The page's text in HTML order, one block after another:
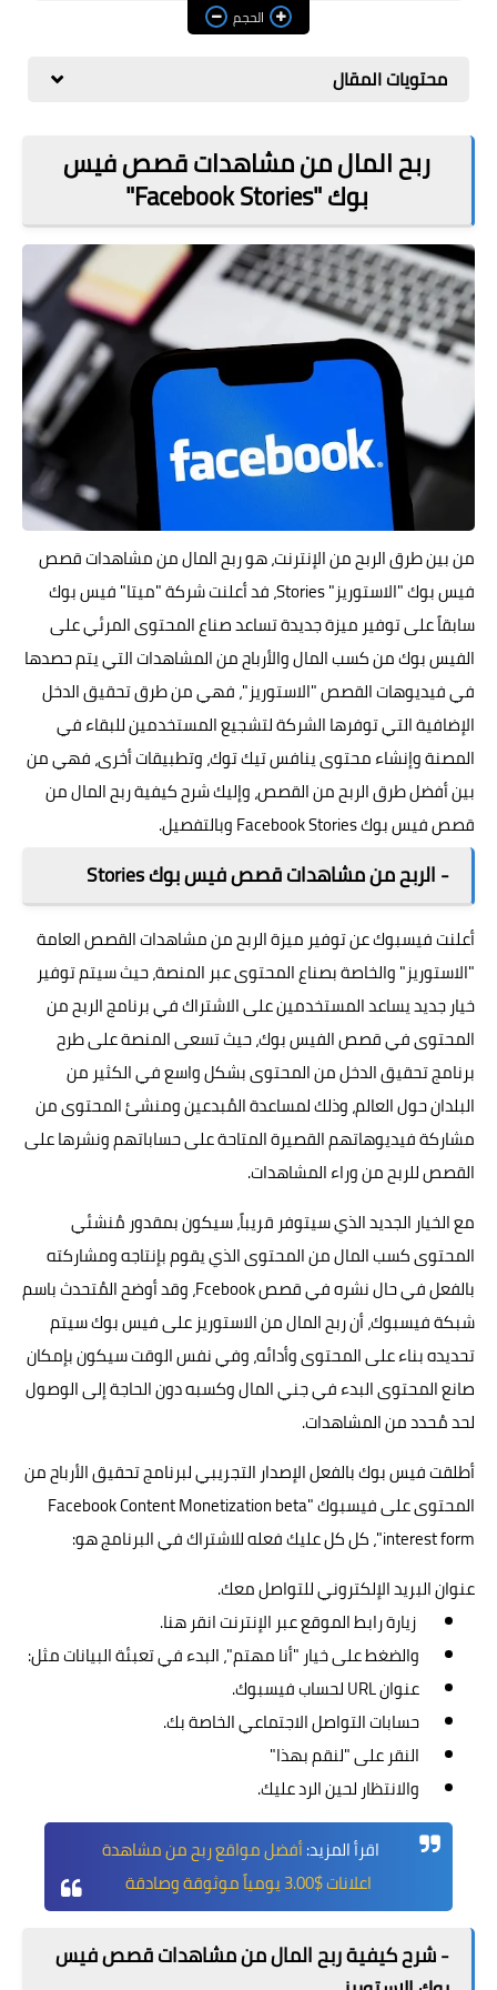
الربح من الانترنت
ذكاء اصطناعي
الحجم
محتويات المقال
ربح المال من مشاهدات قصص فيس
بوك "Facebook Stories"
من بين طرق الربح من الإنترنت، هو ربح المال من مشاهدات قصص
فيس بوك "الاستوريز" Stories، فد أعلنت شركة "ميتا" فيس بوك
سابقاً على توفير ميزة جديدة تساعد صناع المحتوى المرئي على
الفيس بوك من كسب المال والأرباح من المشاهدات التي يتم حصدها
في فيديوهات القصص "الاستوريز"، فهي من طرق تحقيق الدخل
الإضافية التي توفرها الشركة لتشجيع المستخدمين للبقاء في
المصنة وإنشاء محتوى ينافس تيك توك، وتطبيقات أخرى، فهي من
بين أفضل طرق الربح من القصص، وإليك شرح كيفية ربح المال من
قصص فيس بوك Facebook Stories وبالتفصيل.
- الربح من مشاهدات قصص فيس بوك Stories
أعلنت فيسبوك عن توفير ميزة الربح من مشاهدات القصص العامة
"الاستوريز" والخاصة بصناع المحتوى عبر المنصة، حيث سيتم توفير
خيار جديد يساعد المستخدمين على الاشتراك في برنامج الربح من
المحتوى في قصص الفيس بوك، حيث تسعى المنصة على طرح
برنامج تحقيق الدخل من المحتوى بشكل واسع في الكثير من
البلدان حول العالم، وذلك لمساعدة المُبدعين ومنشئ المحتوى من
مشاركة فيديوهاتهم القصيرة المتاحة على حساباتهم ونشرها على
القصص للربح من وراء المشاهدات.
مع الخيار الجديد الذي سيتوفر قريباً، سيكون بمقدور مُنشئي
المحتوى كسب المال من المحتوى الذي يقوم بإنتاجه ومشاركته
بالفعل في حال نشره في قصص Fcebook، وقد أوضح المُتحدث باسم
شبكة فيسبوك، أن ربح المال من الاستوريز على فيس بوك سيتم
تحديده بناء على المحتوى وأدائه، وفي نفس الوقت سيكون بإمكان
صانع المحتوى البدء في جني المال وكسبه دون الحاجة إلى الوصول
لحد مُحدد من المشاهدات.
أطلقت فيس بوك بالفعل الإصدار التجريبي لبرنامج تحقيق الأرباح من
المحتوى على فيسبوك "Facebook Content Monetization beta
interest form"، كل كل عليك فعله للاشتراك في البرنامج هو:
عنوان البريد الإلكتروني للتواصل معك.
زيارة رابط الموقع عبر الإنترنتانقر هنا.
والضغط على خيار "أنا مهتم"، البدء في تعبئة البيانات مثل:
عنوان URL لحساب فيسبوك.
حسابات التواصل الاجتماعي الخاصة بك.
النقر على "لنقم بهذا"
والانتظار لحين الرد عليك.
اقرأ المزيد:أفضل مواقع ربح من مشاهدة
اعلانات $3.00 يومياً موثوقة وصادقة
- شرح كيفية ربح المال من مشاهدات قصص فيس